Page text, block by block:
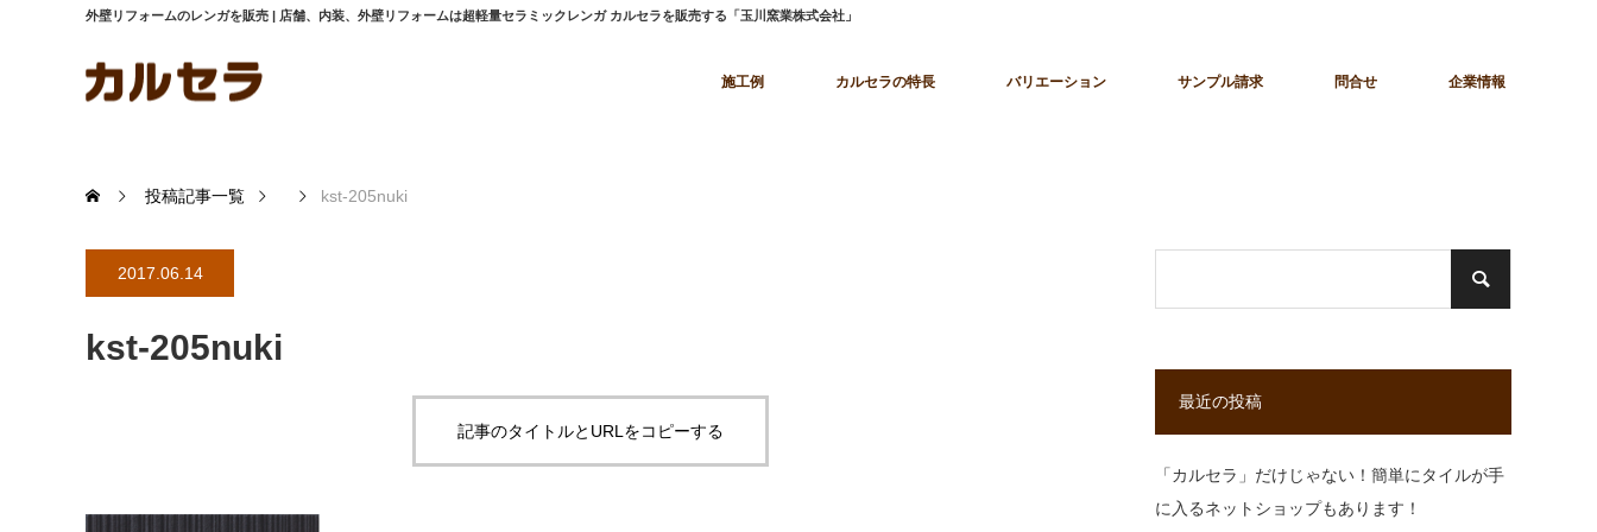
外壁リフォームのレンガを販売 | 店舗、内装、外壁リフォームは超軽量セラミックレンガ カルセラを販売する「玉川窯業株式会社」
施工例 カルセラの特長 バリエーション サンプル請求 問合せ 企業情報
投稿記事一覧 kst-205nuki
2017.06.14
kst-205nuki
記事のタイトルとURLをコピーする
最近の投稿
「カルセラ」だけじゃない！簡単にタイルが手
に入るネットショップもあります！